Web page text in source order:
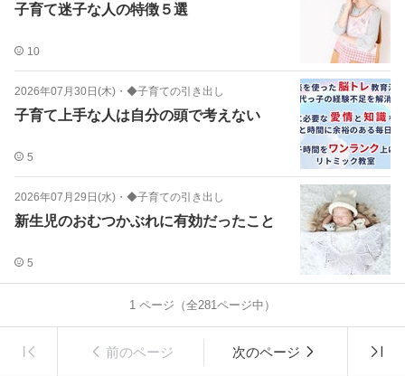
子育て迷子な人の特徴５選
10
2026年07月30日(木) ・ ◆子育ての引き出し
子育て上手な人は自分の頭で考えない
5
2026年07月29日(水) ・ ◆子育ての引き出し
新生児のおむつかぶれに有効だったこと
5
1 ページ（全281ページ中）
前のページ 次のページ